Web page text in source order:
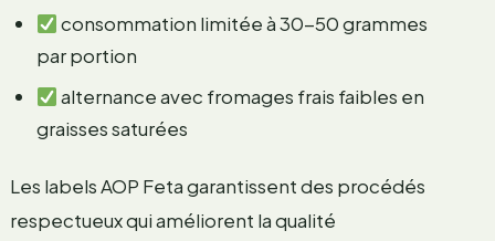
consommation limitée à 30-50 grammes
par portion
alternance avec fromages frais faibles en
graisses saturées
Les labels AOP Feta garantissent des procédés
respectueux qui améliorent la qualité